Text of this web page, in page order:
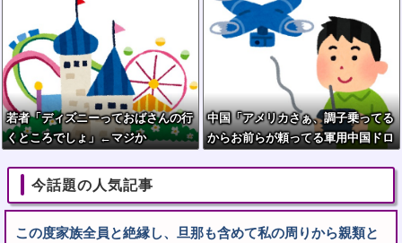
若者「ディズニーっておばさんの行
くところでしょ」←マジか
中国「アメリカさぁ、調子乗ってる
からお前らが頼ってる軍用中国ドロ
今話題の人気記事
この度家族全員と絶縁し、旦那も含めて私の周りから親類と